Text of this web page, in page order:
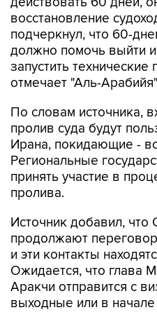
восстановление
подчеркнул, что 60-
должно помочь выйти
запустить
отмечает "Аль-
По словам источника,
пролив суда будут
Ирана, покидающие -
Региональные
принять участие в
пролива.
Источник добавил,
продолжают
и эти контакты
Ожидается, что глава
Аракчи отправится с
выходные или в